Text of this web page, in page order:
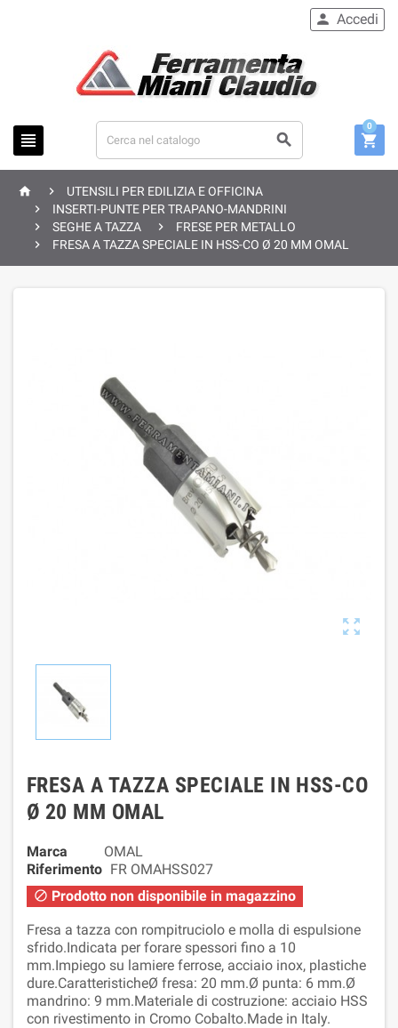
 
 Accedi

0
 
UTENSILI PER EDILIZIA E OFFICINA

INSERTI-PUNTE PER TRAPANO-MANDRINI

SEGHE A TAZZA 
FRESE PER METALLO

FRESA A TAZZA SPECIALE IN HSS-CO Ø 20 MM OMAL

FRESA A TAZZA SPECIALE IN HSS-CO
Ø 20 MM OMAL
Marca
OMAL
Riferimento FR OMAHSS027
 Prodotto non disponibile in magazzino
Fresa a tazza con rompitruciolo e molla di espulsione
sfrido.Indicata per forare spessori fino a 10
mm.Impiego su lamiere ferrose, acciaio inox, plastiche
dure.CaratteristicheØ fresa: 20 mm.Ø punta: 6 mm.Ø
mandrino: 9 mm.Materiale di costruzione: acciaio HSS
con rivestimento in Cromo Cobalto.Made in Italy.